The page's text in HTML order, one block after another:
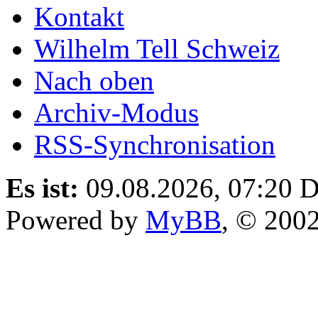
Kontakt
Wilhelm Tell Schweiz
Nach oben
Archiv-Modus
RSS-Synchronisation
Es ist: 09.08.2026, 07:20
Powered by MyBB, ©